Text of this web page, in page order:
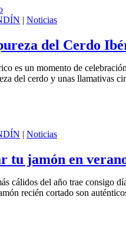
| Noticias
del Cerdo
es un momento de
del cerdo y unas llamativas
| Noticias
tu jamón en
cálidos del año trae consigo
recién cortado son